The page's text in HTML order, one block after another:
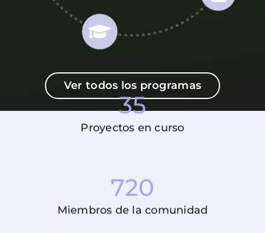
Ver todos los programas
35
Proyectos en curso
720
Miembros de la comunidad